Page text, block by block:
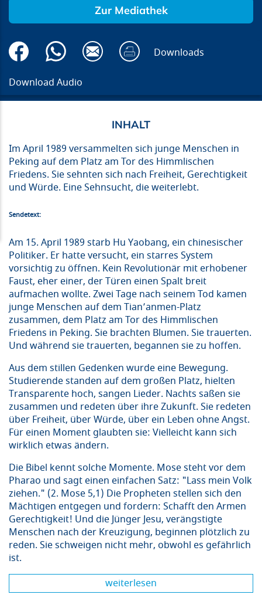
Zur Mediathek
Downloads
Download Audio
Im April 1989 versammelten sich junge Menschen in
Peking auf dem Platz am Tor des Himmlischen
Friedens. Sie sehnten sich nach Freiheit, Gerechtigkeit
und Würde. Eine Sehnsucht, die weiterlebt.
Sendetext:
Am 15. April 1989 starb Hu Yaobang, ein chinesischer
Politiker. Er hatte versucht, ein starres System
vorsichtig zu öffnen. Kein Revolutionär mit erhobener
Faust, eher einer, der Türen einen Spalt breit
aufmachen wollte. Zwei Tage nach seinem Tod kamen
junge Menschen auf dem Tian’anmen-Platz
zusammen, dem Platz am Tor des Himmlischen
Friedens in Peking. Sie brachten Blumen. Sie trauerten.
Und während sie trauerten, begannen sie zu hoffen.
Aus dem stillen Gedenken wurde eine Bewegung.
Studierende standen auf dem großen Platz, hielten
Transparente hoch, sangen Lieder. Nachts saßen sie
zusammen und redeten über ihre Zukunft. Sie redeten
über Freiheit, über Würde, über ein Leben ohne Angst.
Für einen Moment glaubten sie: Vielleicht kann sich
wirklich etwas ändern.
Die Bibel kennt solche Momente. Mose steht vor dem
Pharao und sagt einen einfachen Satz: "Lass mein Volk
ziehen." (2. Mose 5,1) Die Propheten stellen sich den
Mächtigen entgegen und fordern: Schafft den Armen
Gerechtigkeit! Und die Jünger Jesu, verängstigte
Menschen nach der Kreuzigung, beginnen plötzlich zu
reden. Sie schweigen nicht mehr, obwohl es gefährlich
ist.
weiterlesen